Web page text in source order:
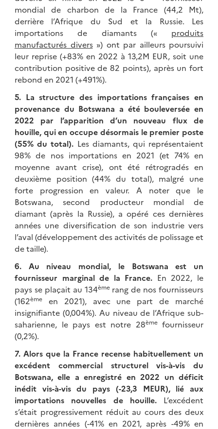
mondial de charbon de la France (44,2 Mt),
derrière l’Afrique du Sud et la Russie. Les
importations de diamants (« produits
manufacturés divers») ont par ailleurs poursuivi
leur reprise (+83% en 2022 à 13,2M EUR, soit une
contribution positive de 82 points), après un fort
rebond en 2021 (+491%).
5. La structure des importations françaises en
provenance du Botswana a été bouleversée en
2022 par l’apparition d’un nouveau flux de
houille, qui en occupe désormais le premier poste
(55% du total). Les diamants, qui représentaient
98% de nos importations en 2021 (et 74% en
moyenne avant crise), ont été rétrogradés en
deuxième position (44% du total), malgré une
forte progression en valeur. A noter que le
Botswana, second producteur mondial de
diamant (après la Russie), a opéré ces dernières
années une diversification de son industrie vers
l’aval (développement des activités de polissage et
de taille).
6. Au niveau mondial, le Botswana est un
fournisseur marginal de la France. En 2022, le
pays se plaçait au 134èmerang de nos fournisseurs
(162ème
en 2021), avec une part de marché
insignifiante (0,004%). Au niveau de l’Afrique sub-
saharienne, le pays est notre 28èmefournisseur
(0,2%).
7. Alors que la France recense habituellement un
excédent commercial structurel vis-à-vis du
Botswana, elle a enregistré en 2022 un déficit
inédit vis-à-vis du pays (-23,3 MEUR), lié aux
importations nouvelles de houille. L’excédent
s’était progressivement réduit au cours des deux
dernières années (-41% en 2021, après -49% en